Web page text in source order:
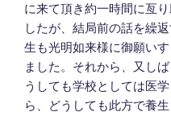
に来て頂き約一時間に亙
したが、結局前の話を繰
生も光明如来様に御願い
ました。それから、又し
うしても学校としては医
ら、どうしても此方で養